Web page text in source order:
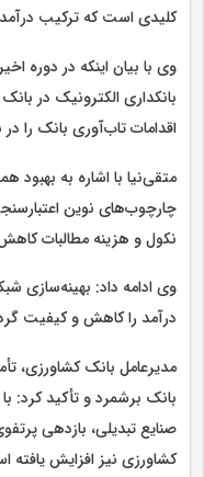
کلیدی است که ترکیب
وی با بیان اینکه در دوره
بانکداری الکترونیک در
اقدامات تاب‌آوری بانک را
متقی‌نیا با اشاره به بهبود
چارچوب‌های نوین
نکول و هزینه مطالبات
وی ادامه داد: بهینه‌سازی
درآمد را کاهش و کیفیت
مدیرعامل بانک کشاورزی،
بانک برشمرد و تأکید کرد:
صنایع تبدیلی، بازدهی
کشاورزی نیز افزایش